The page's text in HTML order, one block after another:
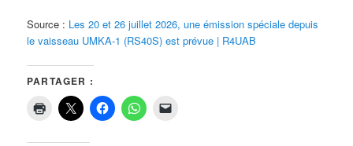
Source : Les 20 et 26 juillet 2026, une émission spéciale depuis
le vaisseau UMKA-1 (RS40S) est prévue | R4UAB
PARTAGER :